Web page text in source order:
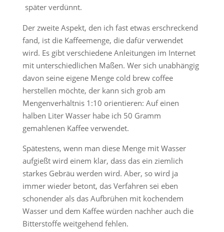
später verdünnt.
Der zweite Aspekt, den ich fast etwas erschreckend
fand, ist die Kaffeemenge, die dafür verwendet
wird. Es gibt verschiedene Anleitungen im Internet
mit unterschiedlichen Maßen. Wer sich unabhängig
davon seine eigene Menge cold brew coffee
herstellen möchte, der kann sich grob am
Mengenverhältnis 1:10 orientieren: Auf einen
halben Liter Wasser habe ich 50 Gramm
gemahlenen Kaffee verwendet.
Spätestens, wenn man diese Menge mit Wasser
aufgießt wird einem klar, dass das ein ziemlich
starkes Gebräu werden wird. Aber, so wird ja
immer wieder betont, das Verfahren sei eben
schonender als das Aufbrühen mit kochendem
Wasser und dem Kaffee würden nachher auch die
Bitterstoffe weitgehend fehlen.